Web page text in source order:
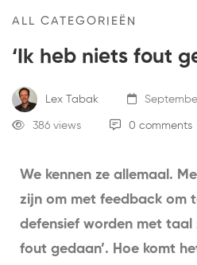
ALL CATEGORIEËN
‘Ik heb niets fout
Lex Tabak
386 views 0 comments
We kennen ze allemaal.
zijn om met feedback om
defensief worden met taal
fout gedaan’. Hoe komt